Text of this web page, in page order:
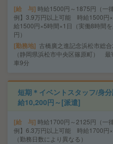
給 与 時給1500円～1875円（一
例】3.9万円以上可能 時給1500円
給1500円×5時間×1日（実働8時間
円）
勤務地
古橋廣之進記念浜松市総合
（静岡県浜松市中央区篠原町）
車9分
短期＊イベントスタッフ/身
給10,200円～[派遣]
給 与 時給1700円～2125円（一
例】6.3万円以上可能 時給1700円
（勤務日数により異なる）